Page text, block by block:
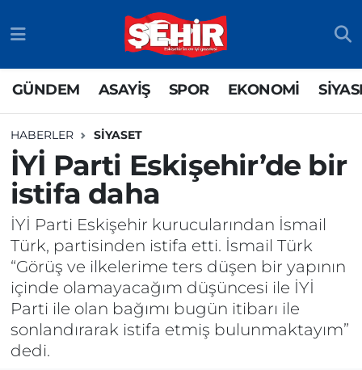
GÜNDEM ASAYİŞ SPOR EKONOMİ
HABERLER SİYASET
İYİ Parti Eskişehir’de bir
istifa daha
İYİ Parti Eskişehir kurucularından İsmail
Türk, partisinden istifa etti. İsmail Türk
“Görüş ve ilkelerime ters düşen bir yapının
içinde olamayacağım düşüncesi ile İYİ
Parti ile olan bağımı bugün itibarı ile
sonlandırarak istifa etmiş bulunmaktayım”
dedi.
SPOR
EKONOMİ
SİYASET
RESMİ İLAN
SİYASET
SPOR
EKONOMİ
EĞİTİM
SAĞLIK
TEKNOLOJİ
Odunpazarı Nöbetçi Eczaneler
Odunpazarı Hava Durumu
Odunpazarı Trafik Yoğunluk Haritası
TFF 3.Lig 4.Grup Puan Durumu ve Fikstür
Tüm Manşetler
Son Dakika Haberleri
Haber Arşivi